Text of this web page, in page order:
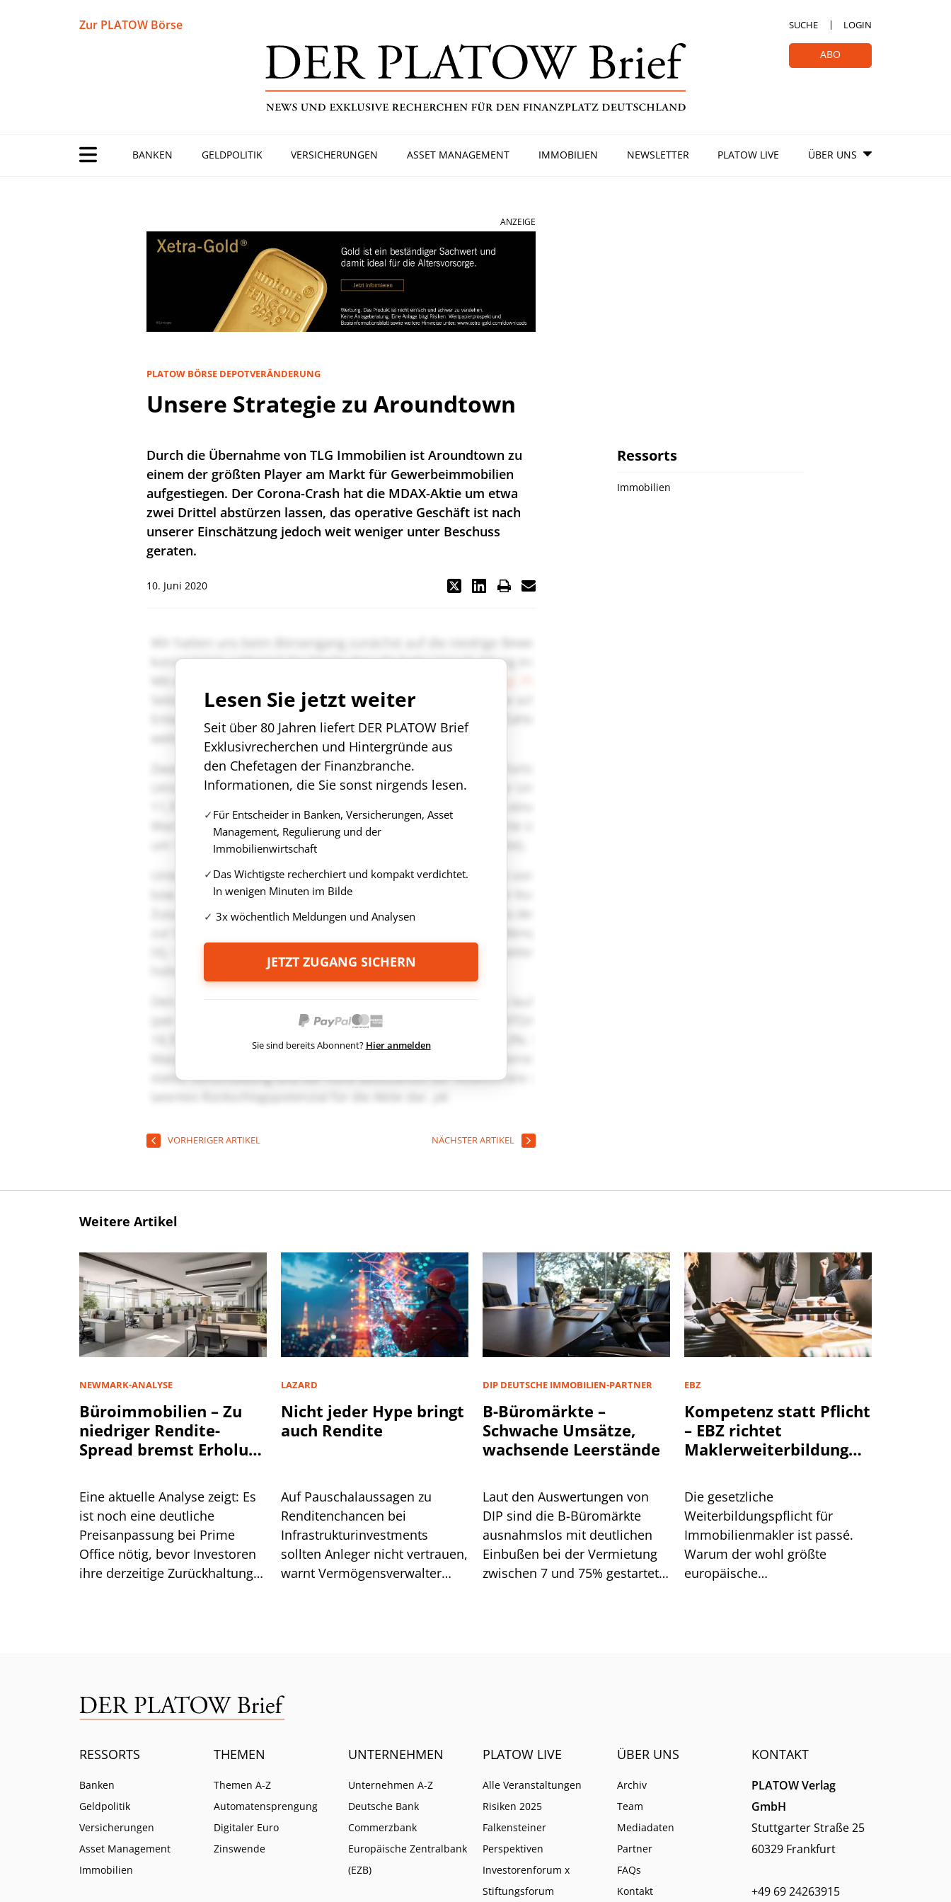
Zur PLATOW Börse SUCHE LOGIN
ABO
BANKEN GELDPOLITIK VERSICHERUNGEN ASSET MANAGEMENT IMMOBILIEN NEWSLETTER PLATOW LIVE ÜBER UNS
ANZEIGE
PLATOW BÖRSE DEPOTVERÄNDERUNG
Unsere Strategie zu Aroundtown
Durch die Übernahme von TLG Immobilien ist Aroundtown zu
einem der größten Player am Markt für Gewerbeimmobilien
aufgestiegen. Der Corona-Crash hat die MDAX-Aktie um etwa
zwei Drittel abstürzen lassen, das operative Geschäft ist nach
unserer Einschätzung jedoch weit weniger unter Beschuss
geraten.
10. Juni 2020
Lesen Sie jetzt weiter
Seit über 80 Jahren liefert DER PLATOW Brief
Exklusivrecherchen und Hintergründe aus
den Chefetagen der Finanzbranche.
Informationen, die Sie sonst nirgends lesen.
Für Entscheider in Banken, Versicherungen, Asset
Management, Regulierung und der
Immobilienwirtschaft
Das Wichtigste recherchiert und kompakt verdichtet.
In wenigen Minuten im Bilde
3x wöchentlich Meldungen und Analysen
JETZT ZUGANG SICHERN
Sie sind bereits Abonnent? Hier anmelden
VORHERIGER ARTIKEL NÄCHSTER ARTIKEL
Ressorts
Immobilien
Weitere Artikel
NEWMARK-ANALYSE
Büroimmobilien – Zu
niedriger Rendite-
Spread bremst Erholung
Eine aktuelle Analyse zeigt: Es
ist noch eine deutliche
Preisanpassung bei Prime
Office nötig, bevor Investoren
ihre derzeitige Zurückhaltung
LAZARD
Nicht jeder Hype bringt
auch Rendite
Auf Pauschalaussagen zu
Renditenchancen bei
Infrastrukturinvestments
sollten Anleger nicht vertrauen,
warnt Vermögensverwalter
DIP DEUTSCHE IMMOBILIEN-PARTNER
B-Büromärkte –
Schwache Umsätze,
wachsende Leerstände
Laut den Auswertungen von
DIP sind die B-Büromärkte
ausnahmslos mit deutlichen
Einbußen bei der Vermietung
zwischen 7 und 75% gestartet.
EBZ
Kompetenz statt Pflicht
– EBZ richtet
Maklerweiterbildung
Die gesetzliche
Weiterbildungspflicht für
Immobilienmakler ist passé.
Warum der wohl größte
europäische
RESSORTS
Banken
Geldpolitik
Versicherungen
Asset Management
Immobilien
THEMEN
Themen A-Z
Automatensprengung
Digitaler Euro
Zinswende
UNTERNEHMEN
Unternehmen A-Z
Deutsche Bank
Commerzbank
Europäische Zentralbank
(EZB)
PLATOW LIVE
Alle Veranstaltungen
Risiken 2025
Falkensteiner
Perspektiven
Investorenforum x
Stiftungsforum
ÜBER UNS
Archiv
Team
Mediadaten
Partner
FAQs
Kontakt
KONTAKT
PLATOW Verlag
GmbH
Stuttgarter Straße 25
60329 Frankfurt
+49 69 24263915